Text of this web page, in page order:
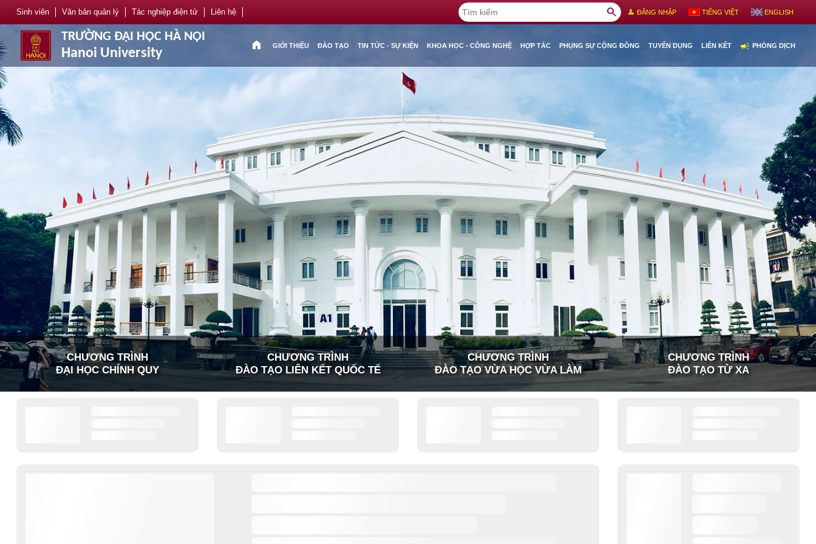
Sinh viên Văn bản quản lý Tác nghiệp điện tử Liên hệ search person ĐĂNG NHẬP TIẾNG VIỆT ENGLISH
TRƯỜNG ĐẠI HỌC HÀ NỘI
Hanoi University
home GIỚI THIỆU ĐÀO TẠO TIN TỨC - SỰ KIỆN KHOA HỌC - CÔNG NGHỆ HỢP TÁC PHỤNG SỰ CỘNG ĐỒNG TUYỂN DỤNG LIÊN KẾT campaign PHÒNG DỊCH
CHƯƠNG TRÌNH
ĐẠI HỌC CHÍNH QUY
CHƯƠNG TRÌNH
ĐÀO TẠO LIÊN KẾT QUỐC TẾ
CHƯƠNG TRÌNH
ĐÀO TẠO VỪA HỌC VỪA LÀM
CHƯƠNG TRÌNH
ĐÀO TẠO TỪ XA